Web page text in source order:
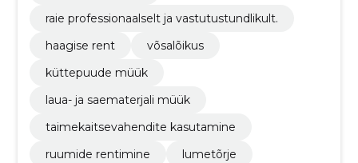
raie professionaalselt ja vastutustundlikult.
haagise rent
võsalõikus
küttepuude müük
laua- ja saematerjali müük
taimekaitsevahendite kasutamine
ruumide rentimine
lumetõrje